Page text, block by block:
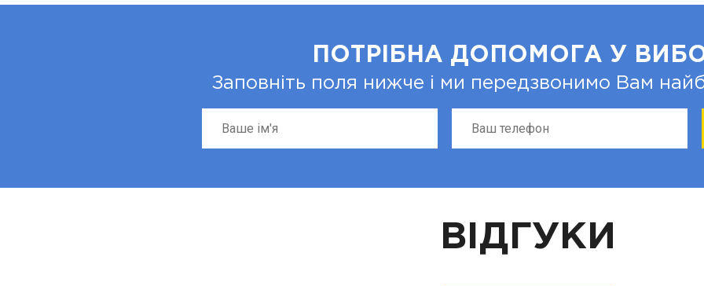
ПОТРІБНА ДОПОМОГА У
Заповніть поля нижче і ми передзвонимо Вам
ВІДГУКИ